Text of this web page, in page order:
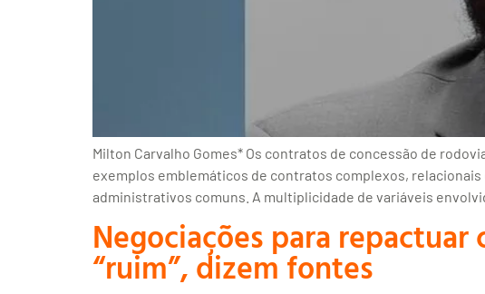
Milton Carvalho Gomes* Os contratos de concessão de
exemplos emblemáticos de contratos complexos,
administrativos comuns. A multiplicidade de variáveis
Negociações para
“ruim”, dizem fontes